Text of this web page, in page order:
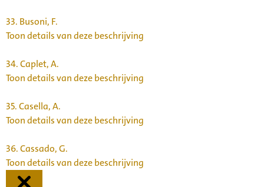
33. Busoni, F.
Toon details van deze beschrijving
34.Caplet, A.
Toon details van deze beschrijving
35.Casella, A.
Toon details van deze beschrijving
36.Cassado, G.
Toon details van deze beschrijving